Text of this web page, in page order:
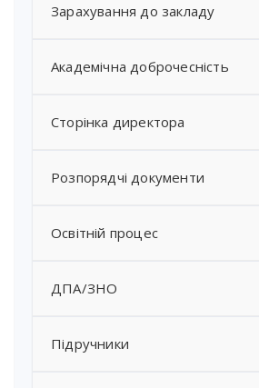
Зарахування до закладу
Академічна доброчесність
Сторінка директора
Розпорядчі документи
Освітній процес
ДПА/ЗНО
Підручники